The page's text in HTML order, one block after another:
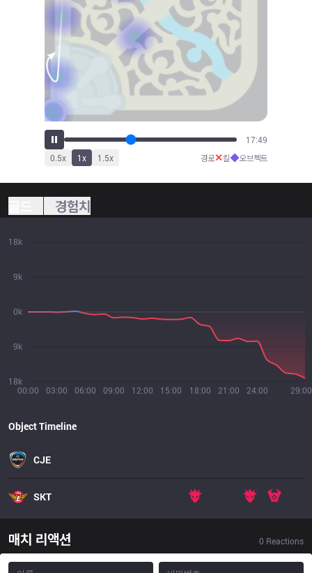
19:41
0.5x 1x 1.5x 경로✕킬◆오브젝트
경험치
00:00 03:00 06:00 09:00 12:00 15:00 18:00 21:00 24:00 29:00
18k
9k
0k
9k
18k
Object Timeline
CJE
SKT
매치 리액션 0 Reactions